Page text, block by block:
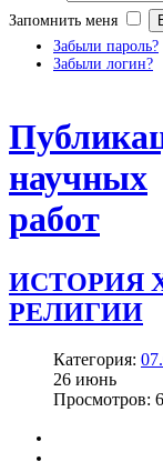
Запомнить меня
Забыли пароль?
Забыли логин?
научных
работ
ИСТОРИЯ
РЕЛИГИИ
Категория:
26 июнь
Просмотров: